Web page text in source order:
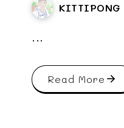
KITTIPONG
...
Read More